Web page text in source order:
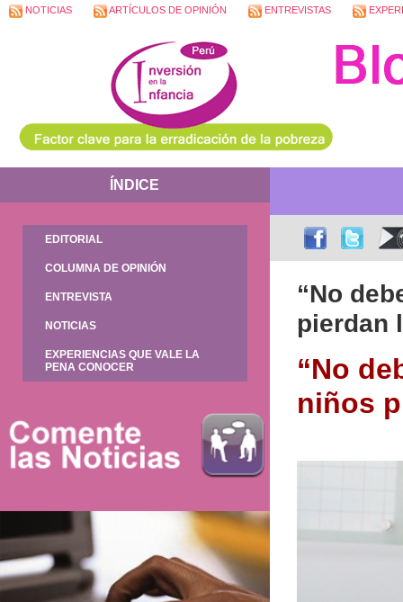
NOTICIAS ARTÍCULOS DE OPINIÓN ENTREVISTAS
ÍNDICE
EDITORIAL
COLUMNA DE OPINIÓN
ENTREVISTA
NOTICIAS
EXPERIENCIAS QUE VALE LA
PENA CONOCER
“No
pierdan
“No
niños